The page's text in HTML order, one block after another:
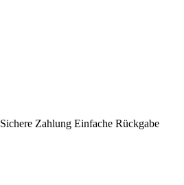
Sichere Zahlung Einfache Rückgabe